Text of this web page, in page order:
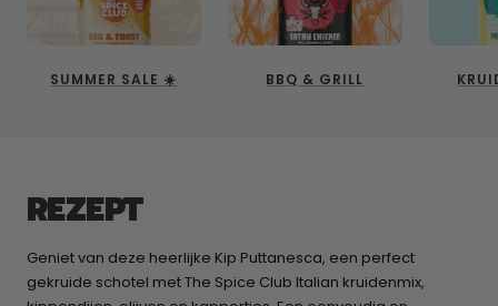
SUMMER SALE ☀️ BBQ & GRILL
REZEPT
Geniet van deze heerlijke Kip Puttanesca, een perfect
gekruide schotel met The Spice Club Italian kruidenmix,